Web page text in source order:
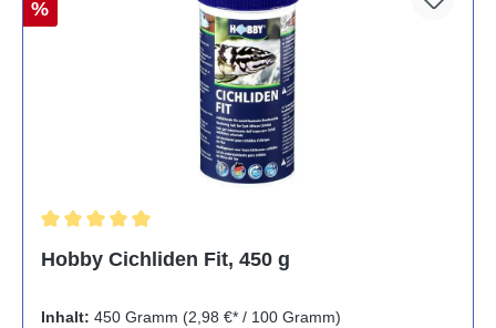
%
Hobby Cichliden Fit, 450 g
Inhalt: 450 Gramm (2,98 €* / 100 Gramm)